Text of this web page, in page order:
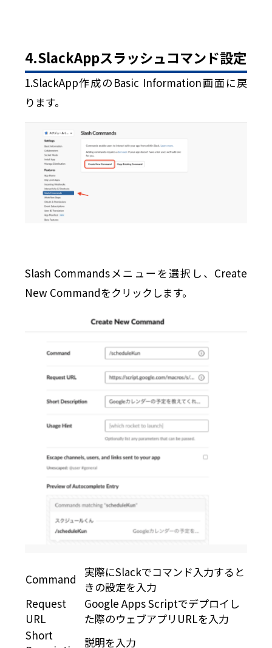
4.SlackAppスラッシュコマンド設定
1.SlackApp作成のBasic Information画面に戻
ります。
Slash Commandsメニューを選択し、Create
New Commandをクリックします。
Command
実際にSlackでコマンド入力すると
きの設定を入力
Request
URL
Google Apps Scriptでデプロイし
た際のウェブアプリURLを入力
Short
説明を入力